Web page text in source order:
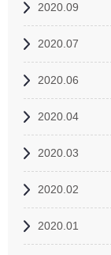
2020.09
2020.07
2020.06
2020.04
2020.03
2020.02
2020.01